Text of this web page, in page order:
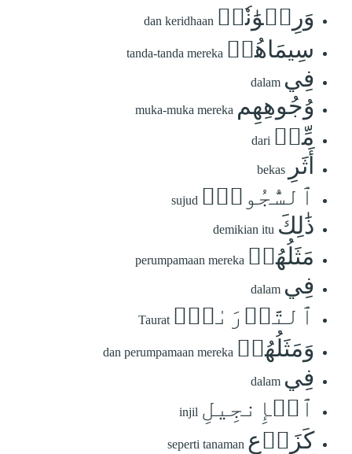
وَرِضۡوَٰنٗاۖ dan keridhaan
سِيمَاهُمۡ tanda-tanda mereka
فِي dalam
وُجُوهِهِم muka-muka mereka
مِّنۡ dari
أَثَرِ bekas
ٱلسُّجُودِۚ sujud
ذَٰلِكَ demikian itu
مَثَلُهُمۡ perumpamaan mereka
فِي dalam
ٱلتَّوۡرَىٰةِۚ Taurat
وَمَثَلُهُمۡ dan perumpamaan mereka
فِي dalam
ٱلۡإِنجِيلِ injil
كَزَرۡعٍ seperti tanaman